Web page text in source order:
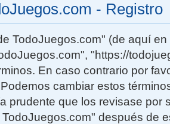
- Registro
TodoJuegos.com" (de aquí
"https://
En caso contrario por
cambiar estos
prudente que los revisase por
después de